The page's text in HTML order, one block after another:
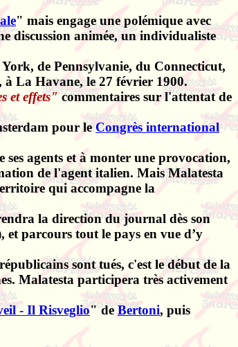
" mais engage une polémique avec
discussion animée, un individualiste
de Pennsylvanie, du Connecticut,
La Havane, le 27 février 1900.
et effets"commentaires sur l'attentat de
pour leCongrès international
agents et à monter une provocation,
de l'agent italien. Mais Malatesta
qui accompagne la
la direction du journal dès son
et parcours tout le pays en vue d’y
sont tués, c'est le début de la
Malatesta participera très activement
- Il Risveglio" deBertoni, puis